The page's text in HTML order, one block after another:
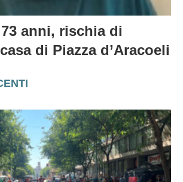
anni, rischia di
di Piazza d’Aracoeli